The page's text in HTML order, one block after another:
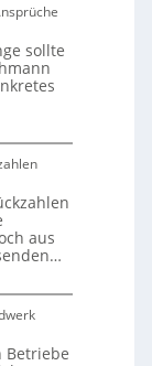
sollte
aus
Betriebe